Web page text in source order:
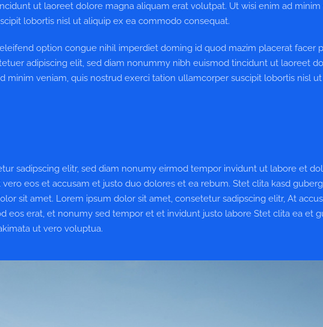
ut laoreet dolore magna aliquam erat volutpat. Ut wisi enim ad minim
lobortis nisl ut aliquip ex ea commodo consequat.
option congue nihil imperdiet doming id quod mazim placerat facer
adipiscing elit, sed diam nonummy nibh euismod tincidunt ut laoreet
minim veniam, quis nostrud exerci tation ullamcorper suscipit lobortis nisl
sadipscing elitr, sed diam nonumy eirmod tempor invidunt ut labore et
eos et accusam et justo duo dolores et ea rebum. Stet clita kasd
sit amet. Lorem ipsum dolor sit amet, consetetur sadipscing elitr, At
eos erat, et nonumy sed tempor et et invidunt justo labore Stet clita ea et
ut vero voluptua.